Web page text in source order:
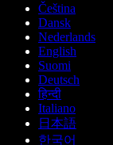
Čeština
Dansk
Nederlands
English
Suomi
Deutsch
हिन्दी
Italiano
日本語
한국어